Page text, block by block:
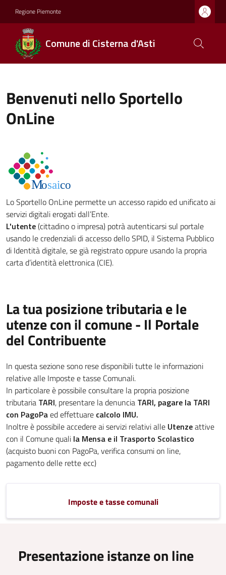
Regione Piemonte
Comune di Cisterna d'Asti
Benvenuti nello Sportello
OnLine
Lo Sportello OnLine permette un accesso rapido ed unificato ai
servizi digitali erogati dall’Ente.
L'utente(cittadino o impresa) potrà autenticarsi sul portale
usando le credenziali di accesso dello SPID, il Sistema Pubblico
di Identità digitale, se già registrato oppure usando la propria
carta d’identità elettronica (CIE).
La tua posizione tributaria e le
utenze con il comune - Il Portale
del Contribuente
In questa sezione sono rese disponibili tutte le informazioni
relative alle Imposte e tasse Comunali.
In particolare è possibile consultare la propria posizione
tributaria TARI, presentare la denuncia TARI, pagare la TARI
con PagoPaed effettuare calcolo IMU.
Inoltre è possibile accedere ai servizi relativi alle Utenzeattive
con il Comune quali la Mensa e il Trasporto Scolastico
(acquisto buoni con PagoPa, verifica consumi on line,
pagamento delle rette ecc)
Imposte e tasse comunali
Presentazione istanze on line